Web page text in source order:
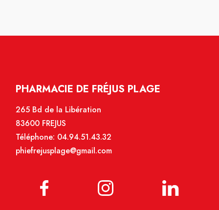
PHARMACIE DE FRÉJUS PLAGE
265 Bd de la Libération
83600 FREJUS
Téléphone: 04.94.51.43.32
phiefrejusplage@gmail.com